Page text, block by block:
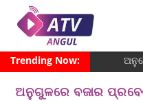
Trending Now:
ଅନୁଗୁଳରେ ବଜାର